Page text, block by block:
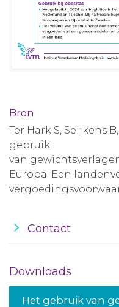
Bron
Ter Hark S, Seijkens
gebruik
van
Europa. Een
Contact
Downloads
Het gebruik van